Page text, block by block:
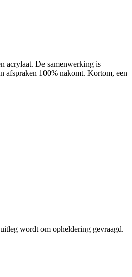
acrylaat. De samenwerking is
afspraken 100% nakomt. Kortom, een
wordt om opheldering gevraagd.